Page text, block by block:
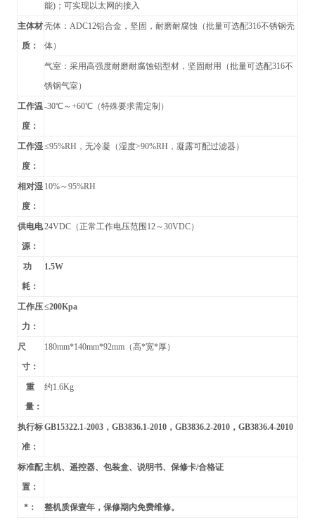
能)；可实现以太网的接入
主体材
质：
壳体：ADC12铝合金，坚固，耐磨耐腐蚀（批量可选配316不锈钢壳
体）
气室：采用高强度耐磨耐腐蚀铝型材，坚固耐用（批量可选配316不
锈钢气室）
工作温
度：
-30℃～+60℃（特殊要求需定制）
工作湿
度：
≤95%RH，无冷凝（湿度>90%RH，凝露可配过滤器）
相对湿
度：
10%～95%RH
供电电
源：
24VDC（正常工作电压范围12～30VDC）
功
耗：
1.5W
工作压
力：
≤200Kpa
尺
寸：
180mm*140mm*92mm（高*宽*厚）
重
量：
约1.6Kg
执行标
准：
GB15322.1-2003，GB3836.1-2010，GB3836.2-2010，GB3836.4-2010
标准配
置：
主机、遥控器、包装盒、说明书、保修卡/合格证
*： 整机质保壹年，保修期内免费维修。